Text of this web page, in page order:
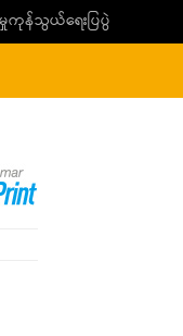
ကုန်သွယ်ရေးပြပွဲ